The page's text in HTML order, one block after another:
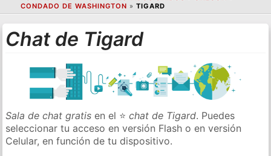
CONDADO DE WASHINGTON » TIGARD
Chat de Tigard
Sala de chat gratis en el ⭐chat de Tigard. Puedes
seleccionar tu acceso en versión Flash o en versión
Celular, en función de tu dispositivo.